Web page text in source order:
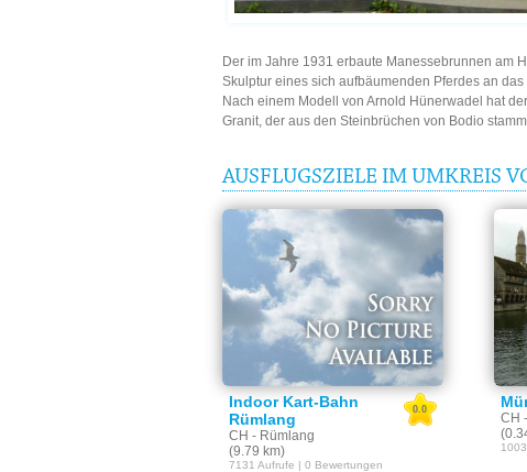
Der im Jahre 1931 erbaute Manessebrunnen am
Skulptur eines sich aufbäumenden Pferdes an
Nach einem Modell von Arnold Hünerwadel hat
Granit, der aus den Steinbrüchen von Bodio
AUSFLUGSZIELE IM UMKREIS
Indoor Kart-Bahn
Rümlang
CH - Rümlang
(9.79 km)
0.0
7131 Aufrufe | 0 Bewertungen
CH